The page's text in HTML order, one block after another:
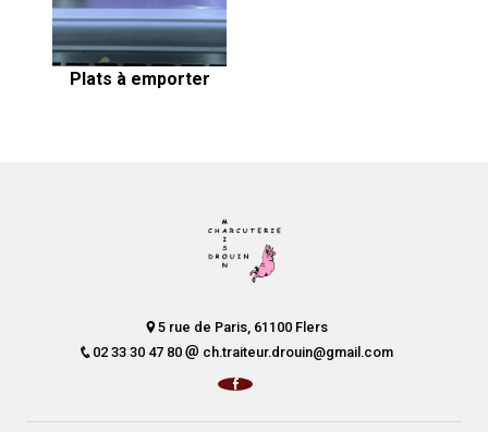
Plats à emporter
5 rue de Paris, 61100 Flers
02 33 30 47 80
ch.traiteur.drouin@gmail.com